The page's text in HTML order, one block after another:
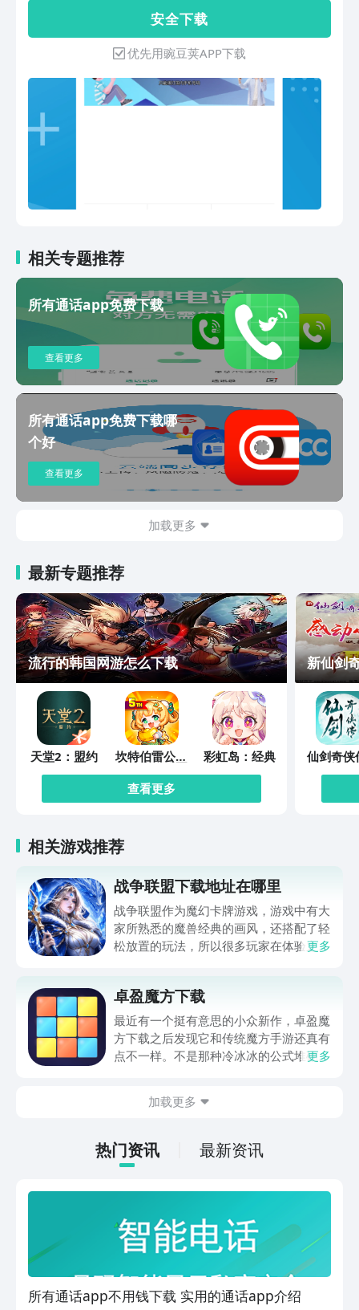
电话、业务员隐号防拦截电话、微商智能
不显号电话、外卖快递免费电话、情侣私
密隐藏手机号码电话、学生高清省钱电话
低廉通话资费，再也不心疼话费与及对方
标记、拉黑不接听您的电话啦。客服
景。拨打方式：软件内可直接拨打好友电
话，无需等待，接通率高，拨打后即刻连
接。“网络电话拨通”界面设计简约，直观
如面对面交流，能让您一眼找到所需功
能。操作经细致简化，无需复杂设置，上
打造舒适通话体验，确保沟通达成预期目
的。智能消息功能：若您不便通话、想传
递详细信息或电话未接通，该功能会立即
启动，通过文字传情达意，让您灵活把控
安 全 下 载
优先用豌豆荚APP下载
相关专题推荐
所有通话app免费下载
查看更多
所有通话app免费下载哪
个好
查看更多
加载更多
最新专题推荐
流行的韩国网游怎么下载
天堂2：盟约 坎特伯雷公主
与骑士唤醒冠
军之剑的奇幻
冒险
彩虹岛：经典
查看更多
新仙剑
仙剑奇侠
缘起
相关游戏推荐
战争联盟下载地址在哪里
战争联盟作为魔幻卡牌游戏，游戏中有大
家所熟悉的魔兽经典的画风，还搭配了轻
松放置的玩法，所以很多玩家在体验之前
戏能够下载，大家在体验的时候，不仅要
实现策略。对战，而且还需要休闲挂机，
在静下心来之后研究阵容搭配，从而获得
较高的乐趣。
更多
卓盈魔方下载
最近有一个挺有意思的小众新作，卓盈魔
方下载之后发现它和传统魔方手游还真有
点不一样。不是那种冷冰冰的公式堆砌，
解锁新的立方秘境，纯粹靠空间逻辑和色
的手游市场里反而显得稀罕了。
更多
加载更多
热门资讯 最新资讯
所有通话app不用钱下载 实用的通话app介绍